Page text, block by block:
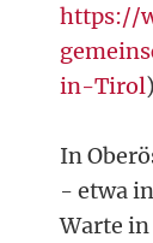
https://
in-Tirol)
In
- etwa
Warte